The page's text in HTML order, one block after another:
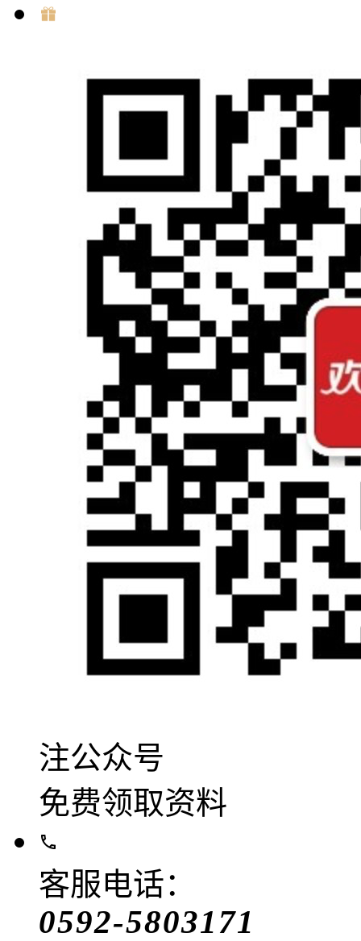
注公众号
免费领取资料
客服电话：
0592-5803171